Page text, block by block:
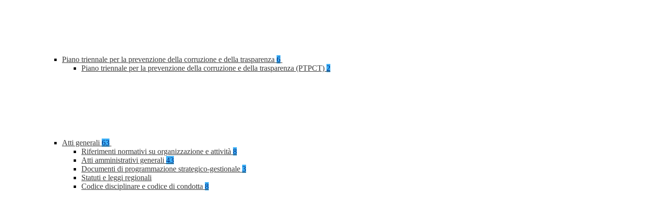
Piano triennale per la prevenzione della corruzione e della trasparenza 6
Piano triennale per la prevenzione della corruzione e della trasparenza (PTPCT) 2
Atti generali 63
Riferimenti normativi su organizzazione e attività 8
Atti amministrativi generali 43
Documenti di programmazione strategico-gestionale 3
Statuti e leggi regionali
Codice disciplinare e codice di condotta 8